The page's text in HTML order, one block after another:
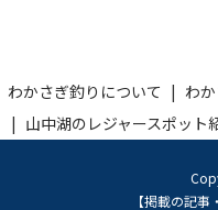
わかさぎ釣りについて わ
山中湖のレジャースポット
【掲載の記